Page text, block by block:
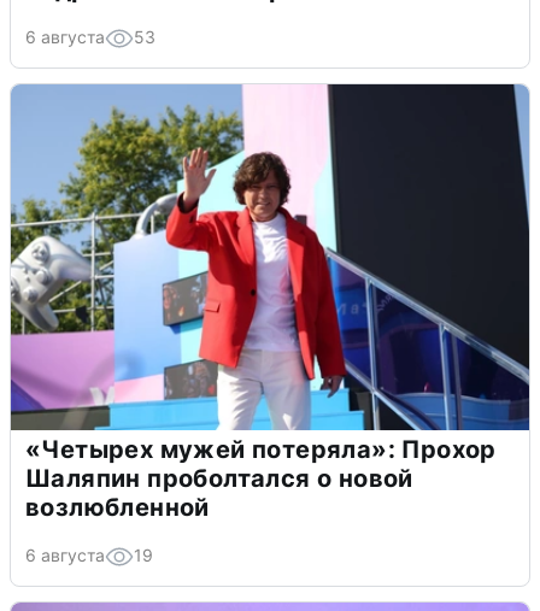
6 августа 53
«Четырех мужей потеряла»: Прохор
Шаляпин проболтался о новой
возлюбленной
6 августа 19